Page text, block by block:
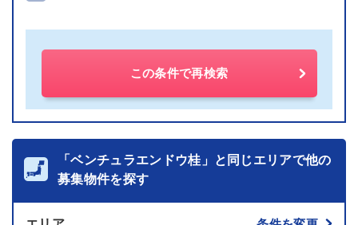
この条件で再検索
「ベンチュラエンドウ桂」と同じエリアで他の
募集物件を探す